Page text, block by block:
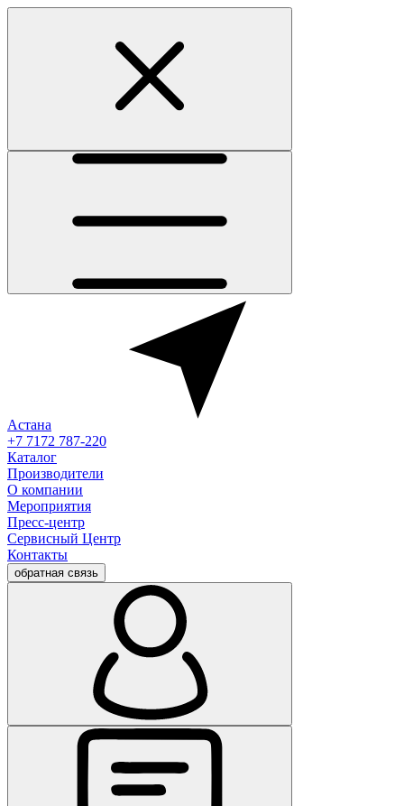
Астана
+7 7172 787-220
Каталог
Производители
О компании
Мероприятия
Пресс-центр
Сервисный Центр
Контакты
обратная связь